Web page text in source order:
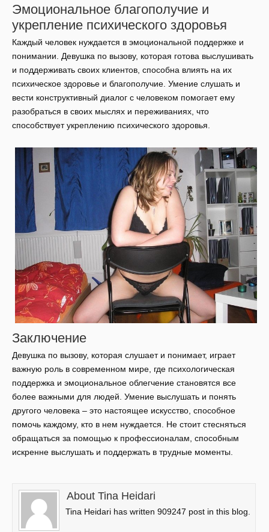
Эмоциональное благополучие и
укрепление психического здоровья
Каждый человек нуждается в эмоциональной поддержке и
понимании. Девушка по вызову, которая готова выслушивать
и поддерживать своих клиентов, способна влиять на их
психическое здоровье и благополучие. Умение слушать и
вести конструктивный диалог с человеком помогает ему
разобраться в своих мыслях и переживаниях, что
способствует укреплению психического здоровья.
Заключение
Девушка по вызову, которая слушает и понимает, играет
важную роль в современном мире, где психологическая
поддержка и эмоциональное облегчение становятся все
более важными для людей. Умение выслушать и понять
другого человека – это настоящее искусство, способное
помочь каждому, кто в нем нуждается. Не стоит стесняться
обращаться за помощью к профессионалам, способным
искренне выслушать и поддержать в трудные моменты.
About Tina Heidari
Tina Heidari has written 909247 post in this blog.